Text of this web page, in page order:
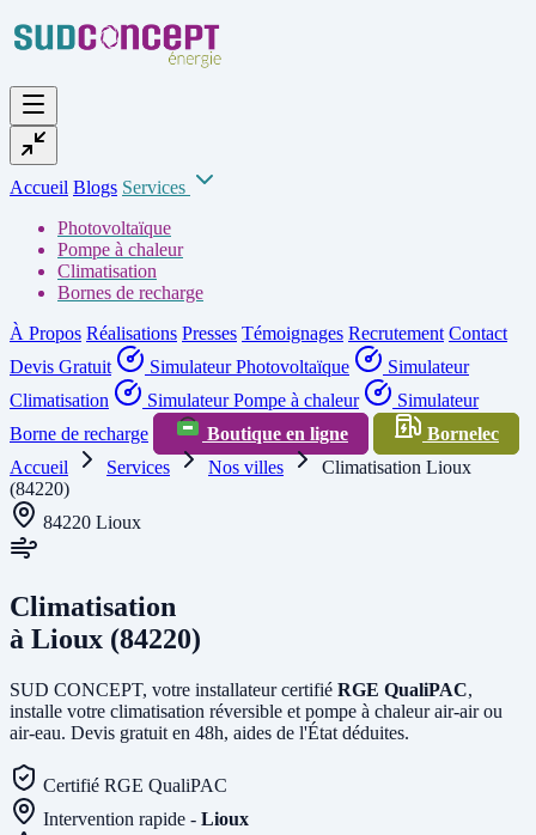
Accueil Blogs Services
Photovoltaïque
Pompe à chaleur
Climatisation
Bornes de recharge
À Propos Réalisations Presses Témoignages Recrutement Contact
Devis Gratuit
Simulateur Photovoltaïque
Simulateur
Climatisation
Simulateur Pompe à chaleur
Simulateur
Borne de recharge
Boutique en ligne
Bornelec
Accueil
Services Nos villes
Climatisation Lioux
(84220)
84220 Lioux
Climatisation
à Lioux (84220)
SUD CONCEPT, votre installateur certifié RGE QualiPAC,
installe votre climatisation réversible et pompe à chaleur air-air ou
air-eau. Devis gratuit en 48h, aides de l'État déduites.
Certifié RGE QualiPAC
Intervention rapide - Lioux